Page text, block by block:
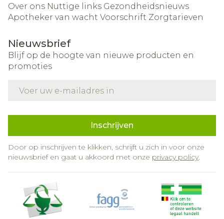
Over ons Nuttige links Gezondheidsnieuws
Apotheker van wacht Voorschrift Zorgtarieven
Nieuwsbrief
Blijf op de hoogte van nieuwe producten en
promoties
Inschrijven
Door op inschrijven te klikken, schrijft u zich in voor onze
nieuwsbrief en gaat u akkoord met onze privacy policy.